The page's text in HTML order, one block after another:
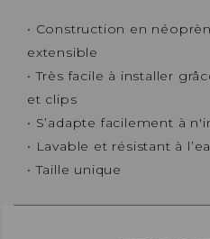
• Construction en
extensible
• Très facile à installer
et clips
• S’adapte facilement à
• Lavable et résistant à
• Taille unique